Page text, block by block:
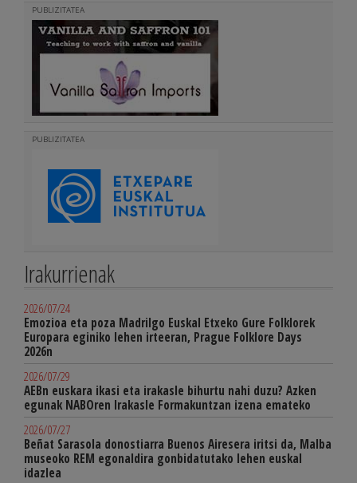
PUBLIZITATEA
PUBLIZITATEA
Irakurrienak
2026/07/24
Emozioa eta poza Madrilgo Euskal Etxeko Gure Folklorek
Europara eginiko lehen irteeran, Prague Folklore Days
2026n
2026/07/29
AEBn euskara ikasi eta irakasle bihurtu nahi duzu? Azken
egunak NABOren Irakasle Formakuntzan izena emateko
2026/07/27
Beñat Sarasola donostiarra Buenos Airesera iritsi da, Malba
museoko REM egonaldira gonbidatutako lehen euskal
idazlea